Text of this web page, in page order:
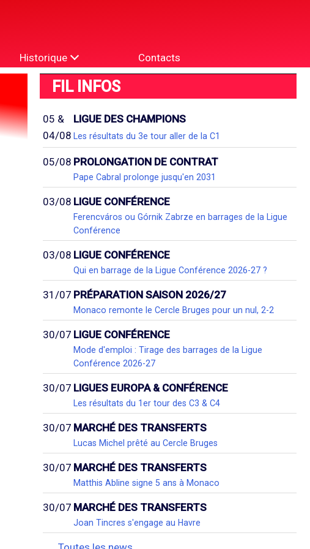
Historique Contacts
FIL INFOS
05 &
04/08
LIGUE DES CHAMPIONS
Les résultats du 3e tour aller de la C1
05/08 PROLONGATION DE CONTRAT
Pape Cabral prolonge jusqu'en 2031
03/08 LIGUE CONFÉRENCE
Ferencváros ou Górnik Zabrze en barrages de la Ligue
Conférence
03/08 LIGUE CONFÉRENCE
Qui en barrage de la Ligue Conférence 2026-27 ?
31/07 PRÉPARATION SAISON 2026/27
Monaco remonte le Cercle Bruges pour un nul, 2-2
30/07 LIGUE CONFÉRENCE
Mode d'emploi : Tirage des barrages de la Ligue
Conférence 2026-27
30/07 LIGUES EUROPA & CONFÉRENCE
Les résultats du 1er tour des C3 & C4
30/07 MARCHÉ DES TRANSFERTS
Lucas Michel prêté au Cercle Bruges
30/07 MARCHÉ DES TRANSFERTS
Matthis Abline signe 5 ans à Monaco
30/07 MARCHÉ DES TRANSFERTS
Joan Tincres s'engage au Havre